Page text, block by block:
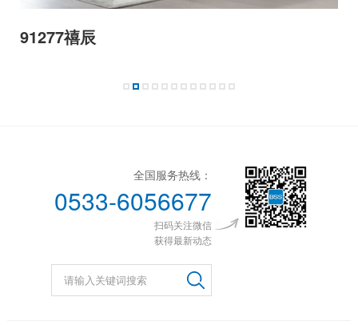
全国服务热线：
0533-6056677
扫码关注微信
获得最新动态